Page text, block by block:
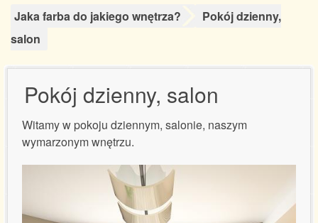
Galeria realizacji
Aranżacje inspiracje
Poradnik remontowy
Jaka farba do jakiego wnętrza?
Pokój dzienny,
salon
Pokój dzienny, salon
Witamy w pokoju dziennym, salonie, naszym
wymarzonym wnętrzu.